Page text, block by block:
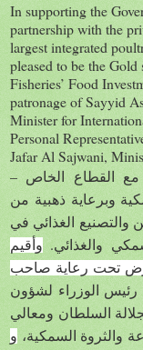
In supporting the
partnership with the
largest integrated
pleased to be the
Fisheries’ Food
patronage of Sayyid
Minister for
Personal
Jafar Al Sajwani,
مع القطاع الخاص –
وبرعاية ذهبية من
والتصنيع الغذائي في
والغذائي. وأقيم
تحت رعاية صاحب
الوزراء لشؤون
السلطان ومعالي
والثروة السمكية، و